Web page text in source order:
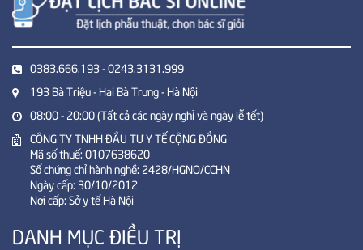
0383.666.193 - 0243.3131.999
193 Bà Triệu - Hai Bà Trưng - Hà Nội
08:00 - 20:00 (Tất cả các ngày nghỉ và ngày lễ tết)
CÔNG TY TNHH ĐẦU TƯ Y TẾ CỘNG ĐỒNG
Mã số thuế: 0107638620
Số chứng chỉ hành nghề: 2428/HGNO/CCHN
Ngày cấp: 30/10/2012
Nơi cấp: Sở y tế Hà Nội
DANH MỤC ĐIỀU TRỊ